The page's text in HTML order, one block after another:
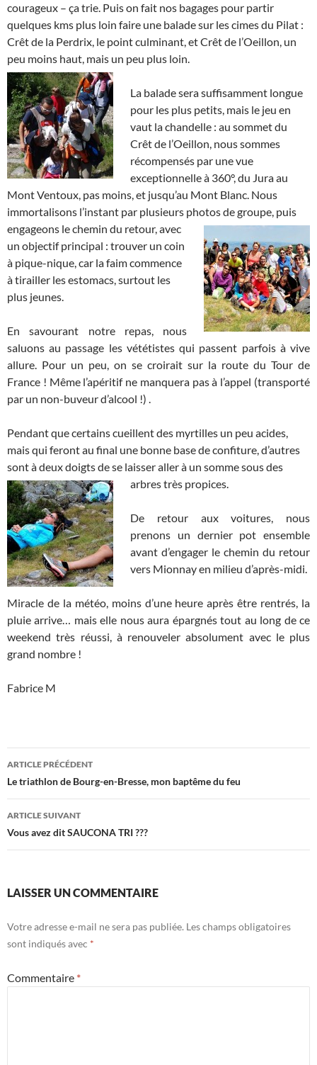
courageux – ça trie. Puis on fait nos bagages pour partir
quelques kms plus loin faire une balade sur les cimes du Pilat :
Crêt de la Perdrix, le point culminant, et Crêt de l’Oeillon, un
peu moins haut, mais un peu plus loin.
La balade sera suffisamment longue
pour les plus petits, mais le jeu en
vaut la chandelle : au sommet du
Crêt de l’Oeillon, nous sommes
récompensés par une vue
exceptionnelle à 360°, du Jura au
Mont Ventoux, pas moins, et jusqu’au Mont Blanc. Nous
immortalisons l’instant par plusieurs photos de groupe, puis
engageons le chemin du retour, avec
un objectif principal : trouver un coin
à pique-nique, car la faim commence
à tirailler les estomacs, surtout les
plus jeunes.
En savourant notre repas, nous
saluons au passage les vététistes qui passent parfois à vive
allure. Pour un peu, on se croirait sur la route du Tour de
France ! Même l’apéritif ne manquera pas à l’appel (transporté
par un non-buveur d’alcool !) .
Pendant que certains cueillent des myrtilles un peu acides,
mais qui feront au final une bonne base de confiture, d’autres
sont à deux doigts de se laisser aller à un sommesous des
arbres très propices.
De retour aux voitures, nous
prenons un dernier pot ensemble
avant d’engager le chemin du retour
vers Mionnay en milieu d’après-midi.
Miracle de la météo, moins d’une heure après être rentrés, la
pluie arrive… mais elle nous aura épargnés tout au long de ce
weekend très réussi, à renouveler absolument avec le plus
grand nombre !
Fabrice M
Navigation
des
articles
ARTICLE PRÉCÉDENT
Le triathlon de Bourg-en-Bresse, mon baptême du feu
ARTICLE SUIVANT
Vous avez dit SAUCONA TRI ???
LAISSER UN COMMENTAIRE
Votre adresse e-mail ne sera pas publiée. Les champs obligatoires
sont indiqués avec *
Commentaire *